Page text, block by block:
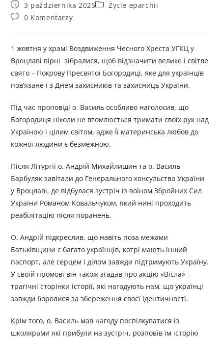
3 października 2025
Życie eparchii
0 Komentarzy
1 жовтня у храмі Воздвиження Чесного Хреста УГКЦ у
Вроцлаві вірні зібралися, щоб відзначити велике і світле
свято – Покрову Пресвятої Богородиці, яке для українців
пов’язане і з Днем захисників та захисниць України.
Під час проповіді о. Василь особливо наголосив, що
Богородиця ніколи не втомлюється тримати своїх рук над
Україною і цілим світом, адже Її материнська любов до
кожної людини є безмежною.
Після Літургії о. Андрій Михайлишин та о. Василь
Барбуляк завітали до Генерального консульства України
у Вроцлаві, де відбулася зустріч із воїном Збройних Сил
України Романом Ковальчуком, який нині проходить
реабілітацію після поранень.
О. Андрій підкреслив, що навіть поза межами
Батьківщини є багато українців, котрі мають інший
паспорт, але серцем і ділом завжди підтримують Україну.
У своїй промові він також згадав про акцію «Вісла» –
трагічні сторінки історії, які нагадують нам, що українці
завжди боролися за збереження своєї ідентичності.
Крім того, о. Василь мав нагоду поспілкуватися із
школярами які прибули на зустріч, розповів їм історію